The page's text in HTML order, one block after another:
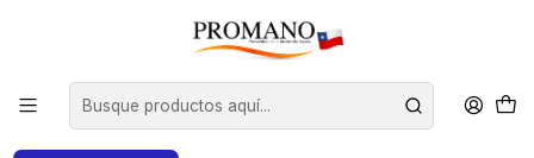
Inicio Post Entrada del Blog
Entrada del Blog